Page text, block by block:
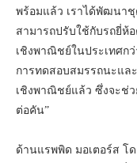
พร้อมแล้ว เราได้พัฒนาชุ
สามารถปรับใช้กับรถยี่ห้
เชิงพาณิชย์ในประเทศก
การทดสอบสมรรถนะแล
เชิงพาณิชย์แล้ว ซึ่งจะช่ว
ต่อคัน”
ด้านแรพพิด มอเตอร์ส โ